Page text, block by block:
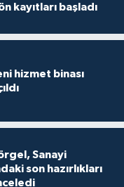
kayıtları başladı
hizmet binası
Sanayi
son hazırlıkları